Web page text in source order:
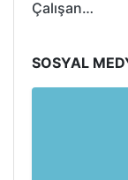
Çalışan…
SOSYAL